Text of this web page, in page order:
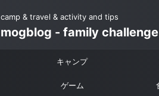
camp & travel & activity and tips
mogblog - family
キャンプ
ゲーム